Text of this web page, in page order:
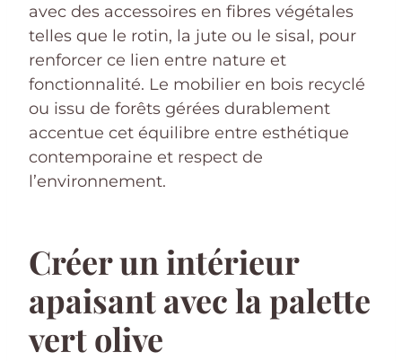
avec des accessoires en fibres végétales
telles que le rotin, la jute ou le sisal, pour
renforcer ce lien entre nature et
fonctionnalité. Le mobilier en bois recyclé
ou issu de forêts gérées durablement
accentue cet équilibre entre esthétique
contemporaine et respect de
l’environnement.
Créer un intérieur
apaisant avec la palette
vert olive